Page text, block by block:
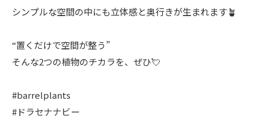
シンプルな空間の中にも立体感と奥行きが生まれます🪴
“置くだけで空間が整う”
そんな2つの植物のチカラを、ぜひ💘
#barrelplants
#ドラセナナビー